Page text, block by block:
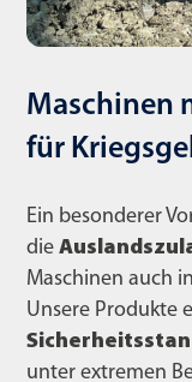
Maschinen
für
Ein besonderer
die
Maschinen auch in
Unsere Produkte
unter extremen